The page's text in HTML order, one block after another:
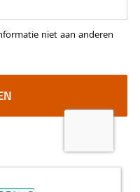
niet aan anderen